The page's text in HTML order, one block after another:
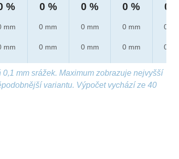
%
mm
mm
0 %
0 mm
0 mm
0 %
0 mm
0 mm
0 %
0 mm
0 mm
0 %
0 mm
0 mm
mm srážek. Maximum zobrazuje nejvyšší
variantu. Výpočet vychází ze 40